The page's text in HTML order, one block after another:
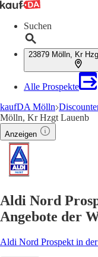
Suchen
23879 Mölln, Kr
Alle Prospekte
kaufDA Mölln
Mölln, Kr Hzgt Lauenb
Anzeigen
Aldi Nord
Angebote der
Aldi Nord Prospekt in